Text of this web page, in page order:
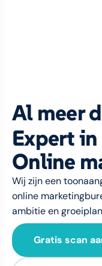
Al meer
Expert in
Online
Wij zijn een
online
ambitie en
Gratis scan